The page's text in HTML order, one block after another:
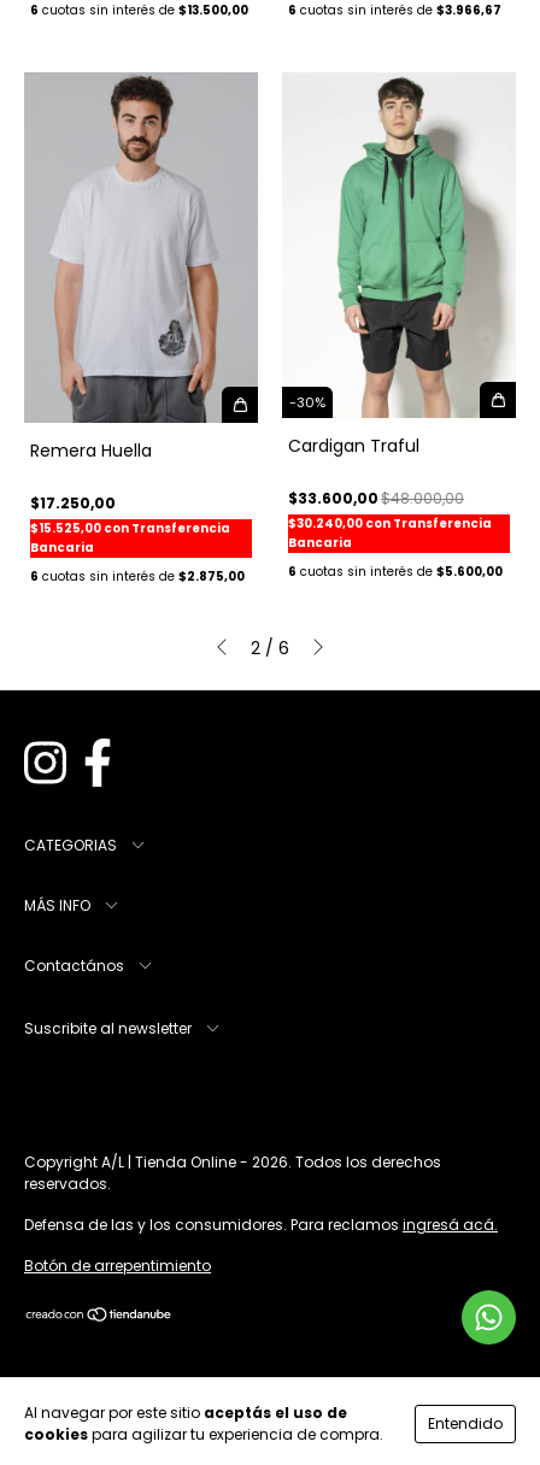
Al navegar por este sitio aceptás el uso de
cookiespara agilizar tu experiencia de compra.
Entendido
6
$13.500,00
6
$3.966,67
Remera Huella
$17.250,00
$15.525,00 con Transferencia
Bancaria
6
$2.875,00
-30%
Cardigan Traful
$33.600,00$48.000,00
$30.240,00 con Transferencia
Bancaria
6
$5.600,00
2 / 6
CATEGORIAS
MÁS INFO
Contactános
Suscribite al newsletter
Copyright A/L | Tienda Online - 2026. Todos los derechos
reservados.
Defensa de las y los consumidores. Para reclamos ingresá acá.
Botón de arrepentimiento